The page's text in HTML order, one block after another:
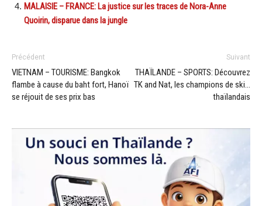
MALAISIE – FRANCE: La justice sur les traces de Nora-Anne
Quoirin, disparue dans la jungle
Précédent
VIETNAM – TOURISME: Bangkok
flambe à cause du baht fort, Hanoï
se réjouit de ses prix bas
Suivant
THAÏLANDE – SPORTS: Découvrez
TK and Nat, les champions de ski…
thaïlandais